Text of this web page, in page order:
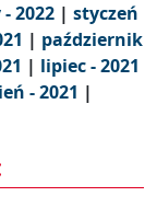
2022 | styczeń
| październik
| lipiec - 2021
- 2021 |